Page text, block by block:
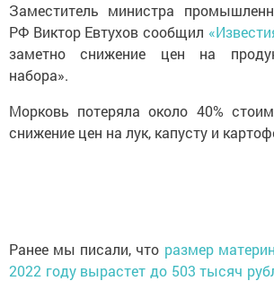
Заместитель министра
РФ Виктор Евтухов сообщил
заметно снижение цен на
набора».
Морковь потеряла около 40%
снижение цен на лук, капусту и
Ранее мы писали, что размер
2022 году вырастет до 503 тысяч